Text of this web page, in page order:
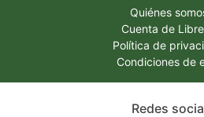
Quiénes
Cuenta de
Política de
Condiciones de
Redes